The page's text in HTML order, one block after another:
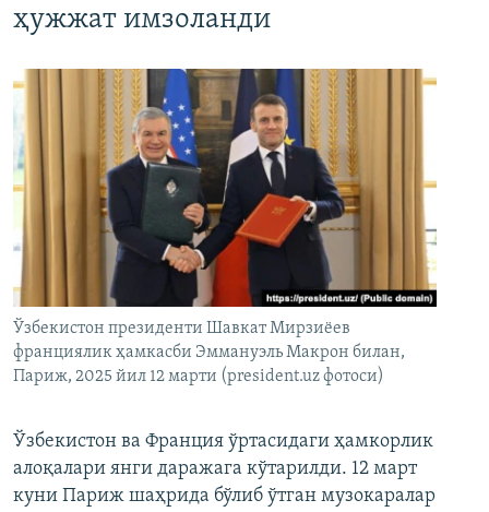
ҳужжат имзоланди
Ўзбекистон президенти Шавкат Мирзиёев
франциялик ҳамкасби Эммануэль Макрон билан,
Париж, 2025 йил 12 марти (president.uz фотоси)
Ўзбекистон ва Франция ўртасидаги ҳамкорлик
алоқалари янги даражага кўтарилди. 12 март
куни Париж шаҳрида бўлиб ўтган музокаралар